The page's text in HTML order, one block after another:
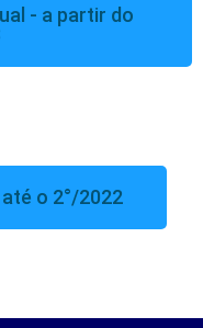
- a partir do
o 2°/2022